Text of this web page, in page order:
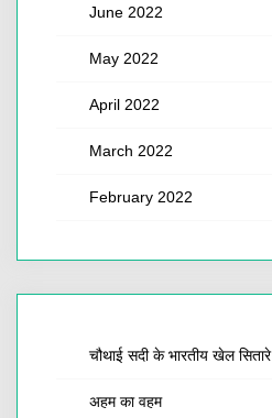
June 2022
May 2022
April 2022
March 2022
February 2022
चौथाई सदी के भारतीय खेल सितारे
अहम का वहम